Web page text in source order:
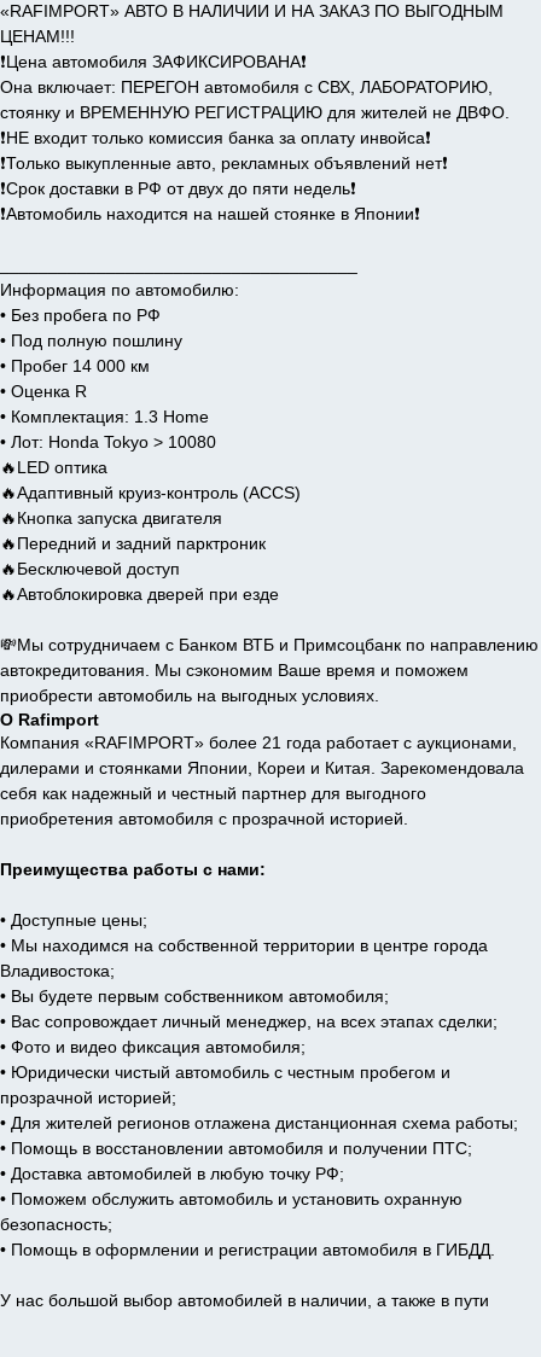
«RAFIMPORT» АВТО В НАЛИЧИИ И НА ЗАКАЗ ПО ВЫГОДНЫМ
ЦЕНАМ!!!
❗️Цена автомобиля ЗАФИКСИРОВАНА❗️
Она включает: ПЕРЕГОН автомобиля с СВХ, ЛАБОРАТОРИЮ,
стоянку и ВРЕМЕННУЮ РЕГИСТРАЦИЮ для жителей не ДВФО.
❗️НЕ входит только комиссия банка за оплату инвойса❗️
❗️Только выкупленные авто, рекламных объявлений нет❗️
❗️Срок доставки в РФ от двух до пяти недель❗️
❗️Автомобиль находится на нашей стоянке в Японии❗️
Информация по автомобилю:
• Без пробега по РФ
• Под полную пошлину
• Пробег 14 000 км
• Оценка R
• Комплектация: 1.3 Home
• Лот: Honda Tokyo > 10080
🔥LED оптика
🔥Адаптивный круиз-контроль (ACCS)
🔥Кнопка запуска двигателя
🔥Передний и задний парктроник
🔥Бесключевой доступ
🔥Автоблокировка дверей при езде
💸Мы сотрудничаем с Банком ВТБ и Примсоцбанк по направлению
автокредитования. Мы сэкономим Ваше время и поможем
приобрести автомобиль на выгодных условиях.
О Rafimport
Компания «RAFIMPORT» более 21 года работает с аукционами,
дилерами и стоянками Японии, Кореи и Китая. Зарекомендовала
себя как надежный и честный партнер для выгодного
приобретения автомобиля с прозрачной историей.
Преимущества работы с нами:
• Доступные цены;
• Мы находимся на собственной территории в центре города
Владивостока;
• Вы будете первым собственником автомобиля;
• Вас сопровождает личный менеджер, на всех этапах сделки;
• Фото и видео фиксация автомобиля;
• Юридически чистый автомобиль с честным пробегом и
прозрачной историей;
• Для жителей регионов отлажена дистанционная схема работы;
• Помощь в восстановлении автомобиля и получении ПТС;
• Доставка автомобилей в любую точку РФ;
• Поможем обслужить автомобиль и установить охранную
безопасность;
• Помощь в оформлении и регистрации автомобиля в ГИБДД.
У нас большой выбор автомобилей в наличии, а также в пути